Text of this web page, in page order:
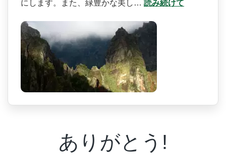
にします。また、緑豊かな美し… 読み続けて
ありがとう!